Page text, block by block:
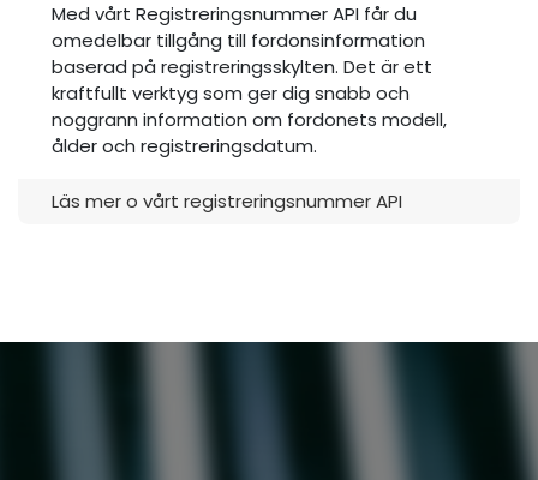
Med vårt Registreringsnummer API får du
omedelbar tillgång till fordonsinformation
baserad på registreringsskylten. Det är ett
kraftfullt verktyg som ger dig snabb och
noggrann information om fordonets modell,
ålder och registreringsdatum.
Läs mer o vårt registreringsnummer API